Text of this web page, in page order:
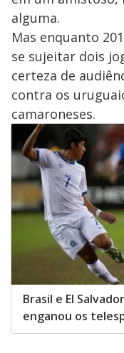
alguma.
Mas enquanto
se sujeitar dois
certeza de
contra os
camaroneses.
Brasil e El
enganou os